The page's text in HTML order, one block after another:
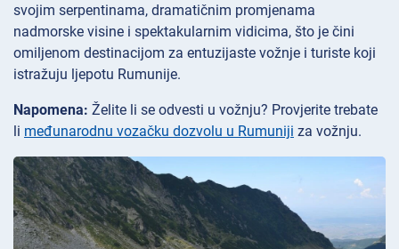
svojim serpentinama, dramatičnim promjenama
nadmorske visine i spektakularnim vidicima, što je čini
omiljenom destinacijom za entuzijaste vožnje i turiste koji
istražuju ljepotu Rumunije.
Napomena: Želite li se odvesti u vožnju? Provjerite trebate
li međunarodnu vozačku dozvolu u Rumuniji za vožnju.